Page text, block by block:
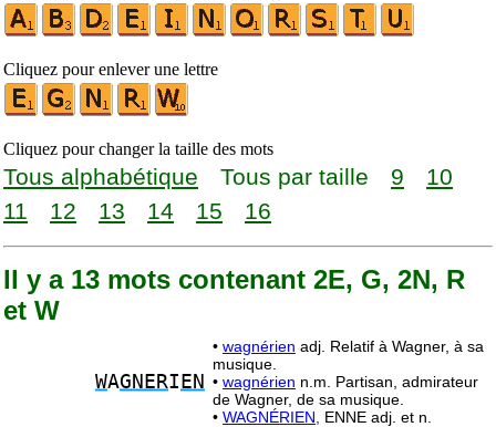
Cliquez pour enlever une lettre
Cliquez pour changer la taille des mots
Tous alphabétique Tous par taille 9
10
11
12 13 14 15 16
Il y a 13 mots contenant 2E, G, 2N, R
et W
WAGNERI EN
• wagnérien adj. Relatif à Wagner, à sa
musique.
• wagnérien n.m. Partisan, admirateur
de Wagner, de sa musique.
• WAGNÉRIEN, ENNE adj. et n.